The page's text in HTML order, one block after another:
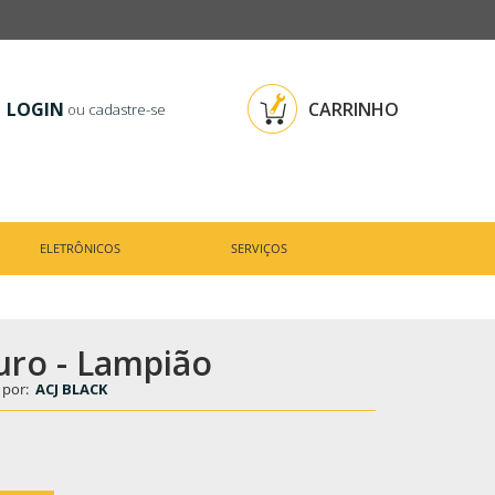
LOGIN ou cadastre-se CARRINHO
ELETRÔNICOS SERVIÇOS
- Lampião
ACJ BLACK